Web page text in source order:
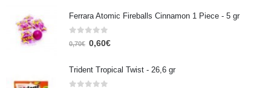
Ferrara Atomic Fireballs Cinnamon 1 Piece - 5 gr
Su 5
0,70€ 0,60€
Trident Tropical Twist - 26,6 gr